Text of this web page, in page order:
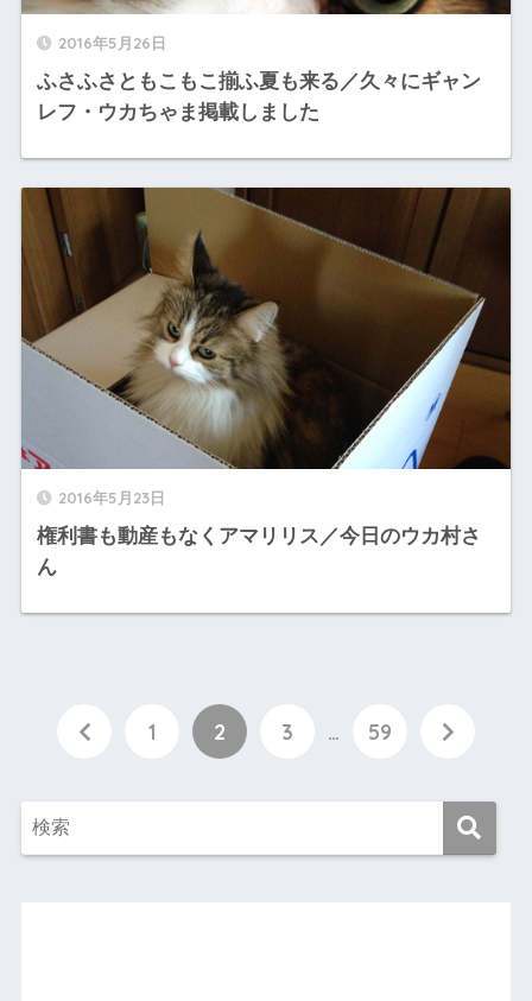
2016年5月26日
ふさふさともこもこ揃ふ夏も来る／久々にギャン
レフ・ウカちゃま掲載しました
2016年5月23日
権利書も動産もなくアマリリス／今日のウカ村さ
ん
1 2 3 … 59